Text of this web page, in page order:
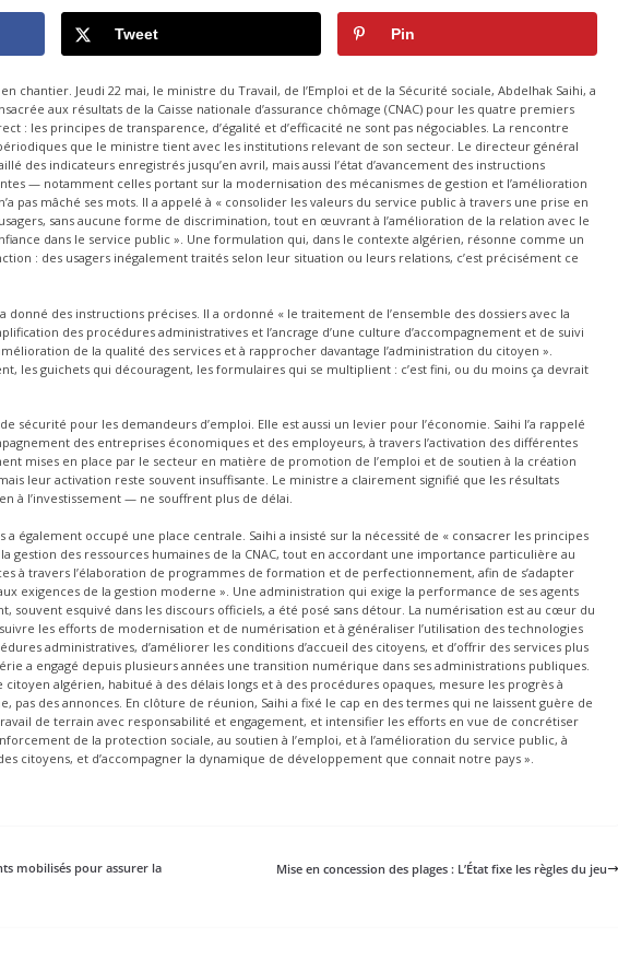
Tweet Pin
chantier. Jeudi 22 mai, le ministre du Travail, de l’Emploi et de la Sécurité sociale, Abdelhak Saihi, a
aux résultats de la Caisse nationale d’assurance chômage (CNAC) pour les quatre premiers
: les principes de transparence, d’égalité et d’efficacité ne sont pas négociables. La rencontre
que le ministre tient avec les institutions relevant de son secteur. Le directeur général
des indicateurs enregistrés jusqu’en avril, mais aussi l’état d’avancement des instructions
— notamment celles portant sur la modernisation des mécanismes de gestion et l’amélioration
pas mâché ses mots. Il a appelé à « consolider les valeurs du service public à travers une prise en
sans aucune forme de discrimination, tout en œuvrant à l’amélioration de la relation avec le
dans le service public ». Une formulation qui, dans le contexte algérien, résonne comme un
: des usagers inégalement traités selon leur situation ou leurs relations, c’est précisément ce
des instructions précises. Il a ordonné « le traitement de l’ensemble des dossiers avec la
des procédures administratives et l’ancrage d’une culture d’accompagnement et de suivi
de la qualité des services et à rapprocher davantage l’administration du citoyen ».
les guichets qui découragent, les formulaires qui se multiplient : c’est fini, ou du moins ça devrait
sécurité pour les demandeurs d’emploi. Elle est aussi un levier pour l’économie. Saihi l’a rappelé
des entreprises économiques et des employeurs, à travers l’activation des différentes
mises en place par le secteur en matière de promotion de l’emploi et de soutien à la création
leur activation reste souvent insuffisante. Le ministre a clairement signifié que les résultats
à l’investissement — ne souffrent plus de délai.
a également occupé une place centrale. Saihi a insisté sur la nécessité de « consacrer les principes
la gestion des ressources humaines de la CNAC, tout en accordant une importance particulière au
à travers l’élaboration de programmes de formation et de perfectionnement, afin de s’adapter
exigences de la gestion moderne ». Une administration qui exige la performance de ses agents
souvent esquivé dans les discours officiels, a été posé sans détour. La numérisation est au cœur du
les efforts de modernisation et de numérisation et à généraliser l’utilisation des technologies
administratives, d’améliorer les conditions d’accueil des citoyens, et d’offrir des services plus
a engagé depuis plusieurs années une transition numérique dans ses administrations publiques.
citoyen algérien, habitué à des délais longs et à des procédures opaques, mesure les progrès à
pas des annonces. En clôture de réunion, Saihi a fixé le cap en des termes qui ne laissent guère de
de terrain avec responsabilité et engagement, et intensifier les efforts en vue de concrétiser
de la protection sociale, au soutien à l’emploi, et à l’amélioration du service public, à
citoyens, et d’accompagner la dynamique de développement que connait notre pays ».
mobilisés pour assurer la
Mise en concession des plages : L’État fixe les règles du jeu